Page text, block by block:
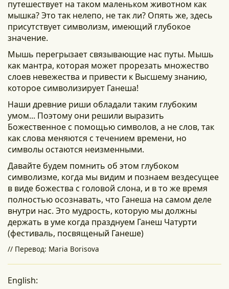
путешествует на таком маленьком животном как
мышка? Это так нелепо, не так ли? Опять же, здесь
присутствует символизм, имеющий глубокое
значение.
Мышь перегрызает связывающие нас путы. Мышь
как мантра, которая может прорезать множество
слоев невежества и привести к Высшему знанию,
которое символизирует Ганеша!
Наши древние риши обладали таким глубоким
умом... Поэтому они решили выразить
Божественное с помощью символов, а не слов, так
как слова меняются с течением времени, но
символы остаются неизменными.
Давайте будем помнить об этом глубоком
символизме, когда мы видим и познаем вездесущее
в виде божества с головой слона, и в то же время
полностью осознавать, что Ганеша на самом деле
внутри нас. Это мудрость, которую мы должны
держать в уме когда празднуем Ганеш Чатурти
(фестиваль, посвященый Ганеше)
// Перевод: Maria Borisova
English: